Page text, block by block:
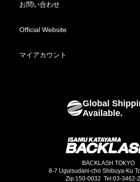
BACKLASH XX Yohji Yamamoto
Fabric Wear
Fabric Bottoms
Footwear
配送方法・送料について
お支払い方法について
海外発送について
お問い合わせ
Official Website
マイアカウント
Global
Available.
BACKLASH TOKYO
8-7 Uguisudani-cho Shibuya-Ku
Zip:150-0032 Tel:03-3462-